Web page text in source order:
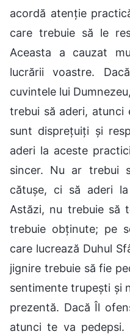
acordă atenție
care trebuie să le
Aceasta a cauzat
lucrării voastre.
cuvintele lui
trebui să aderi, atunci
sunt disprețuiți și
aderi la aceste
sincer. Nu ar trebui
cătușe, ci să aderi
Astăzi, nu trebuie să
trebuie obținute; pe
care lucrează Duhul
jignire trebuie să fie
sentimente trupești și
prezentă. Dacă Îl
atunci te va